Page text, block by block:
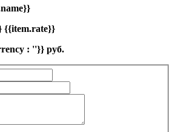
{{item.rate}}
: ''}} руб.